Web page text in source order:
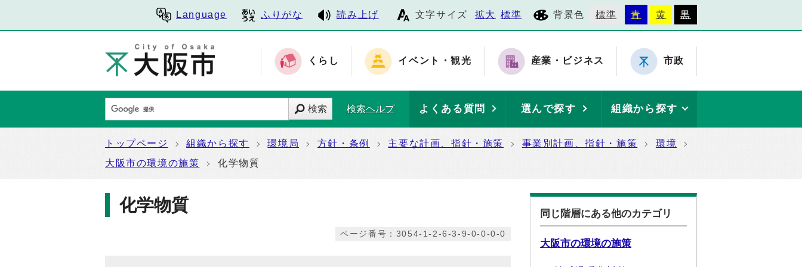
Language ふりがな 読み上げ 文字サイズ 拡大 標準 背景色 標準 青 黄 黒
くらし イベント・観光 産業・ビジネス 市政
検索 検索ヘルプ よくある質問 選んで探す 組織から探す
トップページ 組織から探す 環境局 方針・条例 主要な計画、指針・施策 事業別計画、指針・施策
環境
大阪市の環境の施策
化学物質
化学物質
ページ番号：3054-1-2-6-3-9-0-0-0-0
同じ階層にある他のカテゴリ
大阪市の環境の施策